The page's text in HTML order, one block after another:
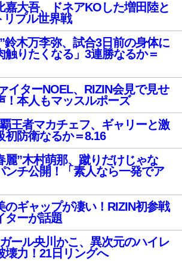
嘉大吾、ドネアKOした増田陸と
リプル世界戦
鈴木万李弥、試合3日前の身体に
触りたくなる」3連勝なるか＝
イターNOEL、RIZIN会見で見せ
！本人もマッスルポーズ
覇王者マカチェフ、ギャリーと激
初防衛なるか＝8.16
麗”木村萌那、蹴りだけじゃな
ンチ公開！「素人なら一発でア
のギャップが凄い！RIZIN初参戦
ターが話題
ール央川かこ、異次元のハイレ
壊力！21日リングへ